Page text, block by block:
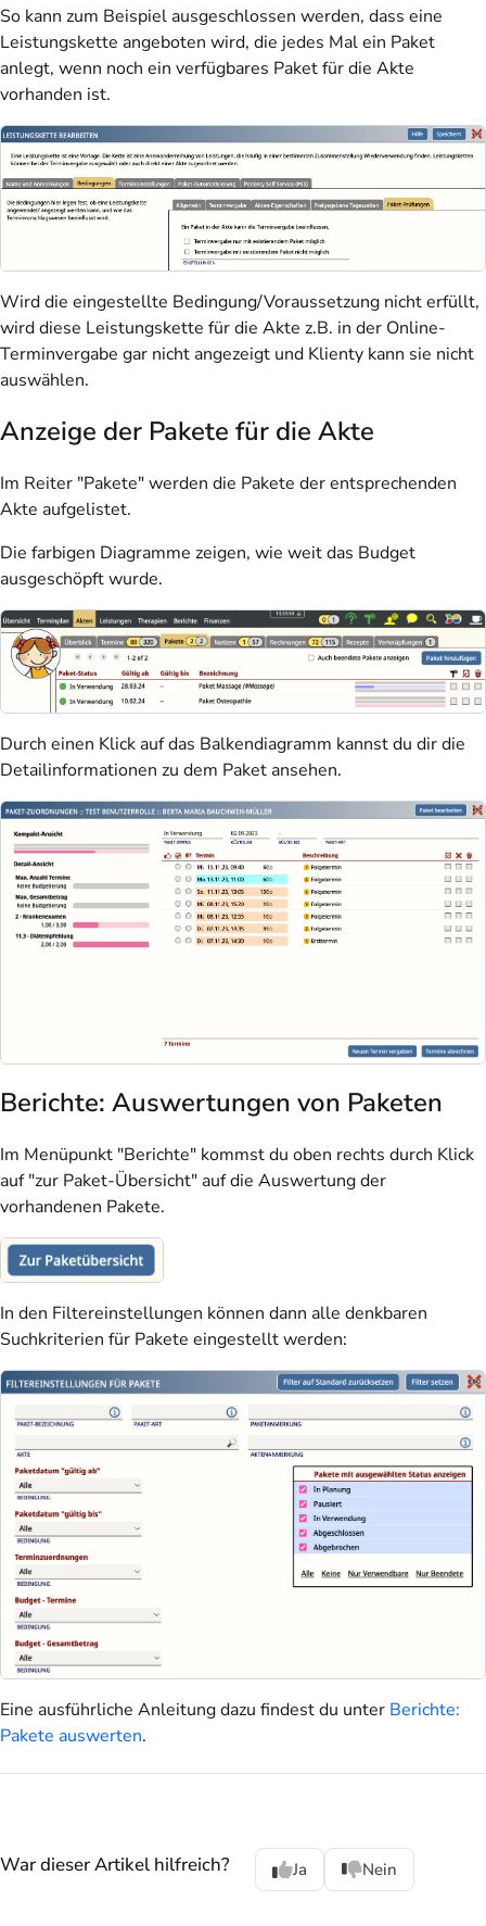
So kann zum Beispiel ausgeschlossen werden, dass eine
Leistungskette angeboten wird, die jedes Mal ein Paket
anlegt, wenn noch ein verfügbares Paket für die Akte
vorhanden ist.
Wird die eingestellte Bedingung/Voraussetzung nicht erfüllt,
wird diese Leistungskette für die Akte z.B. in der Online-
Terminvergabe gar nicht angezeigt und Klienty kann sie nicht
auswählen.
Anzeige der Pakete für die Akte
Im Reiter "Pakete" werden die Pakete der entsprechenden
Akte aufgelistet.
Die farbigen Diagramme zeigen, wie weit das Budget
ausgeschöpft wurde.
Durch einen Klick auf das Balkendiagramm kannst du dir die
Detailinformationen zu dem Paket ansehen.
Berichte: Auswertungen von Paketen
Im Menüpunkt "Berichte" kommst du oben rechts durch Klick
auf "zur Paket-Übersicht" auf die Auswertung der
vorhandenen Pakete.
In den Filtereinstellungen können dann alle denkbaren
Suchkriterien für Pakete eingestellt werden:
Eine ausführliche Anleitung dazu findest du unter Berichte:
Pakete auswerten.
War dieser Artikel hilfreich? Ja Nein